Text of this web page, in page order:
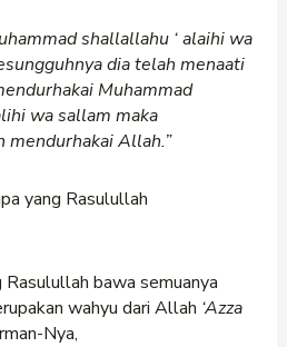
shallallahu ‘alaihi wa
dia telah menaati
Muhammad
wa sallam maka
mendurhakai Allah.”
yang Rasulullah
Rasulullah bawa semuanya
wahyu dari Allah ‘Azza
Nya,